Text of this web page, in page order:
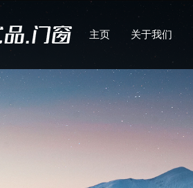
主页 关于我们